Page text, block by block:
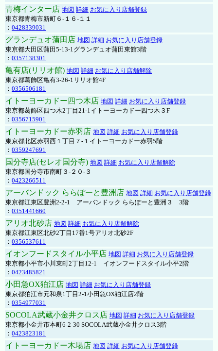
青梅インター店 地図 詳細 お気に入り店舗登録
東京都青梅市新町６-１６-１１
： 0428339031
グランデュオ蒲田店 地図 詳細 お気に入り店舗登録
東京都大田区蒲田5-13-1グランデュオ蒲田東館3階
： 0357138301
亀有店(リリオ館) 地図 詳細 お気に入り店舗解除
東京都葛飾区亀有3-26-1リリオ館4F
： 0356506181
イトーヨーカドー四つ木店 地図 詳細 お気に入り店舗登録
東京都葛飾区四つ木2丁目21-1イトーヨーカドー四つ木３F
： 0356715901
イトーヨーカドー赤羽店 地図 詳細 お気に入り店舗登録
東京都北区赤羽西１丁目７-１イトーヨーカドー赤羽5階
： 0359247691
国分寺店(セレオ国分寺) 地図 詳細 お気に入り店舗解除
東京都国分寺市南町３-２０-３
： 0423266511
アーバンドック ららぽーと豊洲店 地図 詳細 お気に入り店舗登録
東京都江東区豊洲2-2-1 アーバンドック ららぽーと豊洲３ 3階
： 0351441660
アリオ北砂店 地図 詳細 お気に入り店舗解除
東京都江東区北砂2丁目17番1号アリオ北砂2F
： 0356537611
イオンフードスタイル小平店 地図 詳細 お気に入り店舗登録
東京都小平市小川東町2丁目12-1 イオンフードスタイル小平2階
： 0423485821
小田急OX狛江店 地図 詳細 お気に入り店舗登録
東京都狛江市元和泉1丁目2-1小田急OX狛江店2階
： 0354977031
SOCOLA武蔵小金井クロス店 地図 詳細 お気に入り店舗登録
東京都小金井市本町6-2-30 SOCOLA武蔵小金井クロス3階
： 0423823181
イトーヨーカドー木場店 地図 詳細 お気に入り店舗登録